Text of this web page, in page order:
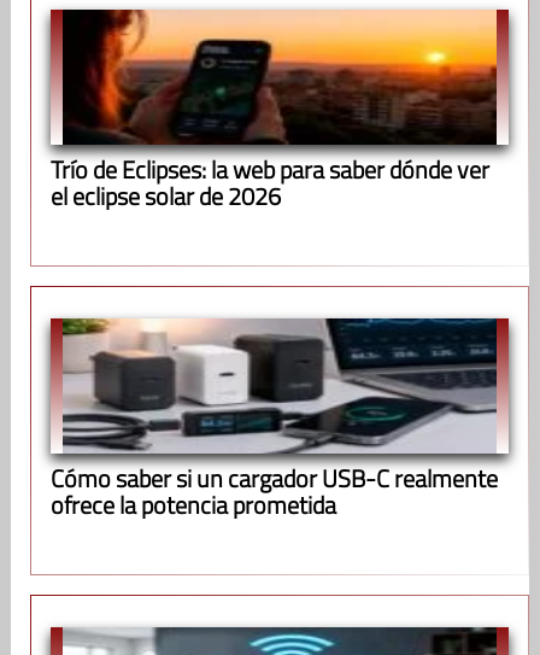
Trío de Eclipses: la web para saber dónde ver
el eclipse solar de 2026
Cómo saber si un cargador USB-C realmente
ofrece la potencia prometida